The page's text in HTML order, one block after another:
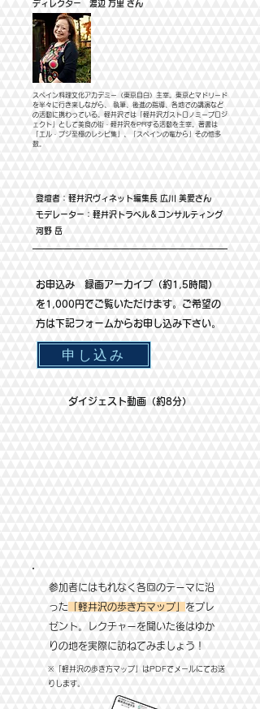
お申込み 録画アーカイブ（約1,5時間）
を1,000円でご覧いただけます。ご希望の
方は下記フォームからお申し込み下さい。
登壇者：軽井沢ヴィネット編集長 広川 美愛さん
モデレーター：軽井沢トラベル＆コンサルティング
河野 岳
ディレクター 渡辺 万里 さん
スペイン料理文化アカデミー（東京目白）主宰。東京とマドリード
を半々に行き来しながら、 執筆、後進の指導、各地での講演など
の活動に携わっている。軽井沢では「軽井沢ガストロノミープロジ
ェクト」として美食の街・軽井沢をPRする活動を主宰。著書は
「エル・ブジ至極のレシピ集」、「スペインの竈から」その他多
数。
申し込み
​ダイジェスト動画（約8分）
参加者にはもれなく各回のテーマに沿
った 「軽井沢の歩き方マップ」 をプレ
ゼント。レクチャーを聞いた後はゆか
りの地を実際に訪ねてみましょう！
※「軽井沢の歩き方マップ」はPDFでメールにてお送
りします。